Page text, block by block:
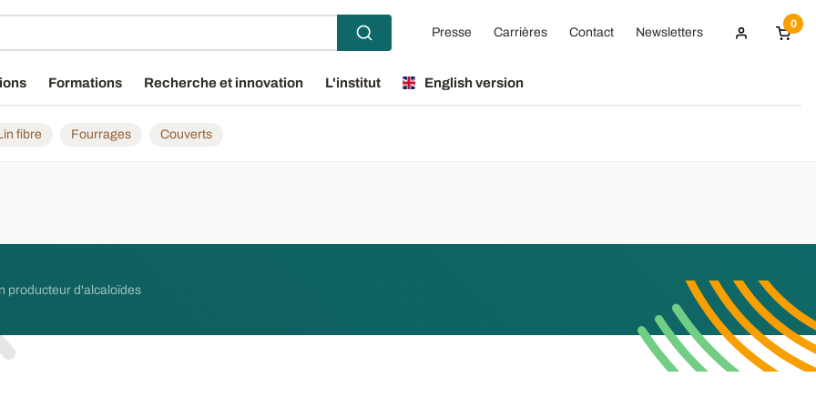
Presse Carrières Contact Newsletters
0
Formations Recherche et innovation L'institut English version
fibre Fourrages Couverts
producteur d'alcaloïdes